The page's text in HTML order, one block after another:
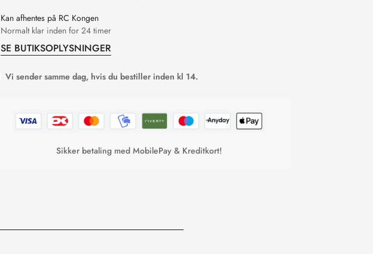
Kan afhentes på RC Kongen
Normalt klar inden for 24 timer
SE BUTIKSOPLYSNINGER
Vi sender samme dag, hvis du bestiller inden kl 14.
Sikker betaling med MobilePay & Kreditkort!